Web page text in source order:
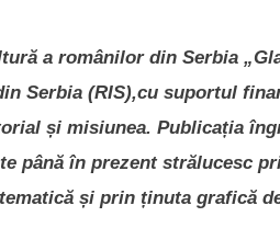
a românilor din Serbia
Serbia (RIS),cu suportul
și misiunea. Publicația
până în prezent strălucesc
și prin ținuta grafică